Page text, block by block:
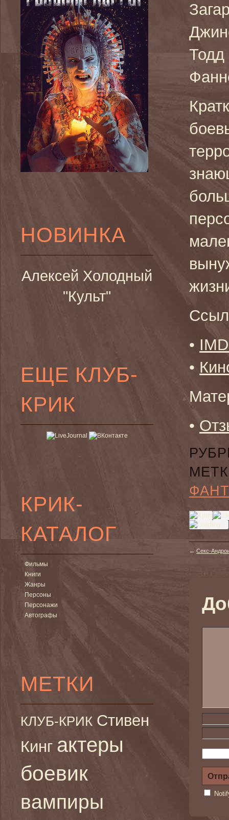
НОВИНКА
Алексей Холодный
"Культ"
ЕЩЕ КЛУБ-
КРИК
КРИК-
КАТАЛОГ
Фильмы
Книги
Жанры
Персоны
Персонажи
Автографы
МЕТКИ
КЛУБ-КРИК Стивен
Кинг актеры
боевик
вампиры
•
•
•
← Секс-